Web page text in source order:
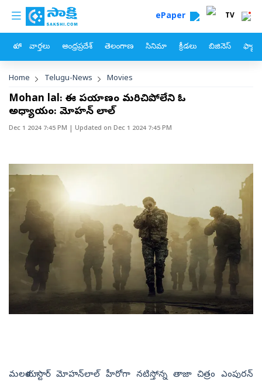
Skip to main content
custom menu ePaper TV
హోం వార్తలు ఆంధ్రప్రదేశ్ తెలంగాణ సినిమా క్రీడలు బిజినెస్
Breadcrumb
Home Telugu-News Movies
Mohan lal: ఈ ప్రయాణం మరిచిపోలేని ఓ
అధ్యాయం: మోహన్ లాల్
Dec 1 2024 7:45 PM | Updated on Dec 1 2024 7:45 PM
మలయాళ స్టార్ మోహన్‌లాల్‌ హీరోగా నటిస్తోన్న తాజా చిత్రం ఎంపురన్